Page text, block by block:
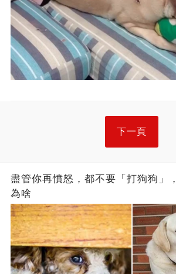
下一頁
盡管你再憤怒，都不要「打狗狗」
為啥